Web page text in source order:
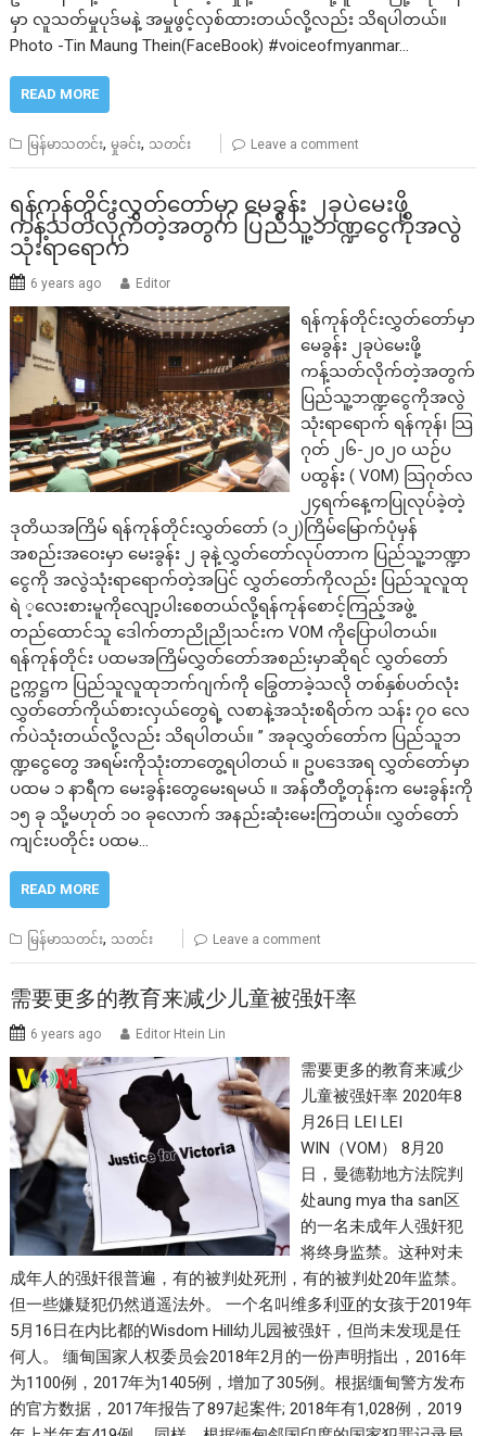
မှာ လူသတ်မှုပုဒ်မနဲ့ အမှုဖွင့်လှစ်ထားတယ်လို့လည်း သိရပါတယ်။
Photo -Tin Maung Thein(FaceBook) #voiceofmyanmar…
READ MORE
မြန်မာသတင်း,မှုခင်း, သတင်း Leave a comment
ရန်ကုန်တိုင်းလွှတ်တော်မှာ မေခွန်း ၂ခုပဲမေးဖို့
ကန့်သတ်လိုက်တဲ့အတွက် ပြည်သူ့ဘဏ္ဍငွေကိုအလွဲ
သုံးရာရောက်
6 years ago Editor
ရန်ကုန်တိုင်းလွှတ်တော်မှာ
မေခွန်း ၂ခုပဲမေးဖို့
ကန့်သတ်လိုက်တဲ့အတွက်
ပြည်သူ့ဘဏ္ဍငွေကိုအလွဲ
သုံးရာရောက် ရန်ကုန်၊ သြ
ဂုတ် ၂၆-၂၀၂၀ ယဉ်ပ
ပထွန်း ( VOM) သြဂုတ်လ
၂၄ရက်နေ့ကပြုလုပ်ခဲ့တဲ့
ဒုတိယအကြိမ် ရန်ကုန်တိုင်းလွှတ်တော် (၁၂)ကြိမ်မြောက်ပုံမှန်
အစည်းအဝေးမှာ မေးခွန်း ၂ ခုနဲ့လွှတ်တော်လုပ်တာက ပြည်သူ့ဘဏ္ဍာ
ငွေကို အလွဲသုံးရာရောက်တဲ့အပြင် လွှတ်တော်ကိုလည်း ပြည်သူလူထု
ရဲ ့လေးစားမူကိုလျော့ပါးစေတယ်လို့ရန်ကုန်စောင့်ကြည့်အဖွဲ့
တည်ထောင်သူ ဒေါက်တာညိုညိုသင်းက VOM ကိုပြောပါတယ်။
ရန်ကုန်တိုင်း ပထမအကြိမ်လွှတ်တော်အစည်းမှာဆိုရင် လွှတ်တော်
ဥက္ကဋ္ဌက ပြည်သူလူထုဘက်ဂျက်ကို ခြွေတာခဲ့သလို တစ်နှစ်ပတ်လုံး
လွှတ်တော်ကိုယ်စားလှယ်တွေရဲ့ လစာနဲ့အသုံးစရိတ်က သန်း ၇၀ လေ
က်ပဲသုံးတယ်လို့လည်း သိရပါတယ်။ ” အခုလွှတ်တော်က ပြည်သူဘ
ဏ္ဍငွေတွေ အရမ်းကိုသုံးတာတွေ့ရပါတယ် ။ ဥပဒေအရ လွှတ်တော်မှာ
ပထမ ၁ နာရီက မေးခွန်းတွေမေးရမယ် ။ အန်တီတို့တုန်းက မေးခွန်းကို
၁၅ ခု သို့မဟုတ် ၁၀ ခုလောက် အနည်းဆုံးမေးကြတယ်။ လွှတ်တော်
ကျင်းပတိုင်း ပထမ…
READ MORE
မြန်မာသတင်း, သတင်း Leave a comment
需要更多的教育来减少儿童被强奸率
6 years ago Editor Htein Lin
需要更多的教育来减少
儿童被强奸率 2020年8
月26日 LEI LEI
WIN（VOM） 8月20
日，曼德勒地方法院判
处aung mya tha san区
的一名未成年人强奸犯
将终身监禁。这种对未
成年人的强奸很普遍，有的被判处死刑，有的被判处20年监禁。
但一些嫌疑犯仍然逍遥法外。 一个名叫维多利亚的女孩于2019年
5月16日在内比都的Wisdom Hill幼儿园被强奸，但尚未发现是任
何人。 缅甸国家人权委员会2018年2月的一份声明指出，2016年
为1100例，2017年为1405例，增加了305例。根据缅甸警方发布
的官方数据，2017年报告了897起案件; 2018年有1,028例，2019